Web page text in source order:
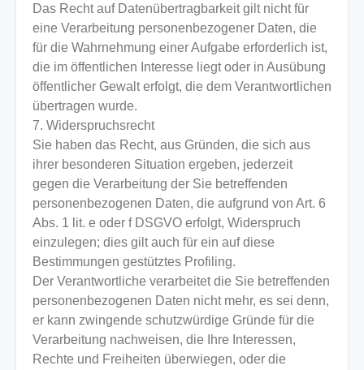
Das Recht auf Datenübertragbarkeit gilt nicht für
eine Verarbeitung personenbezogener Daten, die
für die Wahrnehmung einer Aufgabe erforderlich ist,
die im öffentlichen Interesse liegt oder in Ausübung
öffentlicher Gewalt erfolgt, die dem Verantwortlichen
übertragen wurde.
7. Widerspruchsrecht
Sie haben das Recht, aus Gründen, die sich aus
ihrer besonderen Situation ergeben, jederzeit
gegen die Verarbeitung der Sie betreffenden
personenbezogenen Daten, die aufgrund von Art. 6
Abs. 1 lit. e oder f DSGVO erfolgt, Widerspruch
einzulegen; dies gilt auch für ein auf diese
Bestimmungen gestütztes Profiling.
Der Verantwortliche verarbeitet die Sie betreffenden
personenbezogenen Daten nicht mehr, es sei denn,
er kann zwingende schutzwürdige Gründe für die
Verarbeitung nachweisen, die Ihre Interessen,
Rechte und Freiheiten überwiegen, oder die